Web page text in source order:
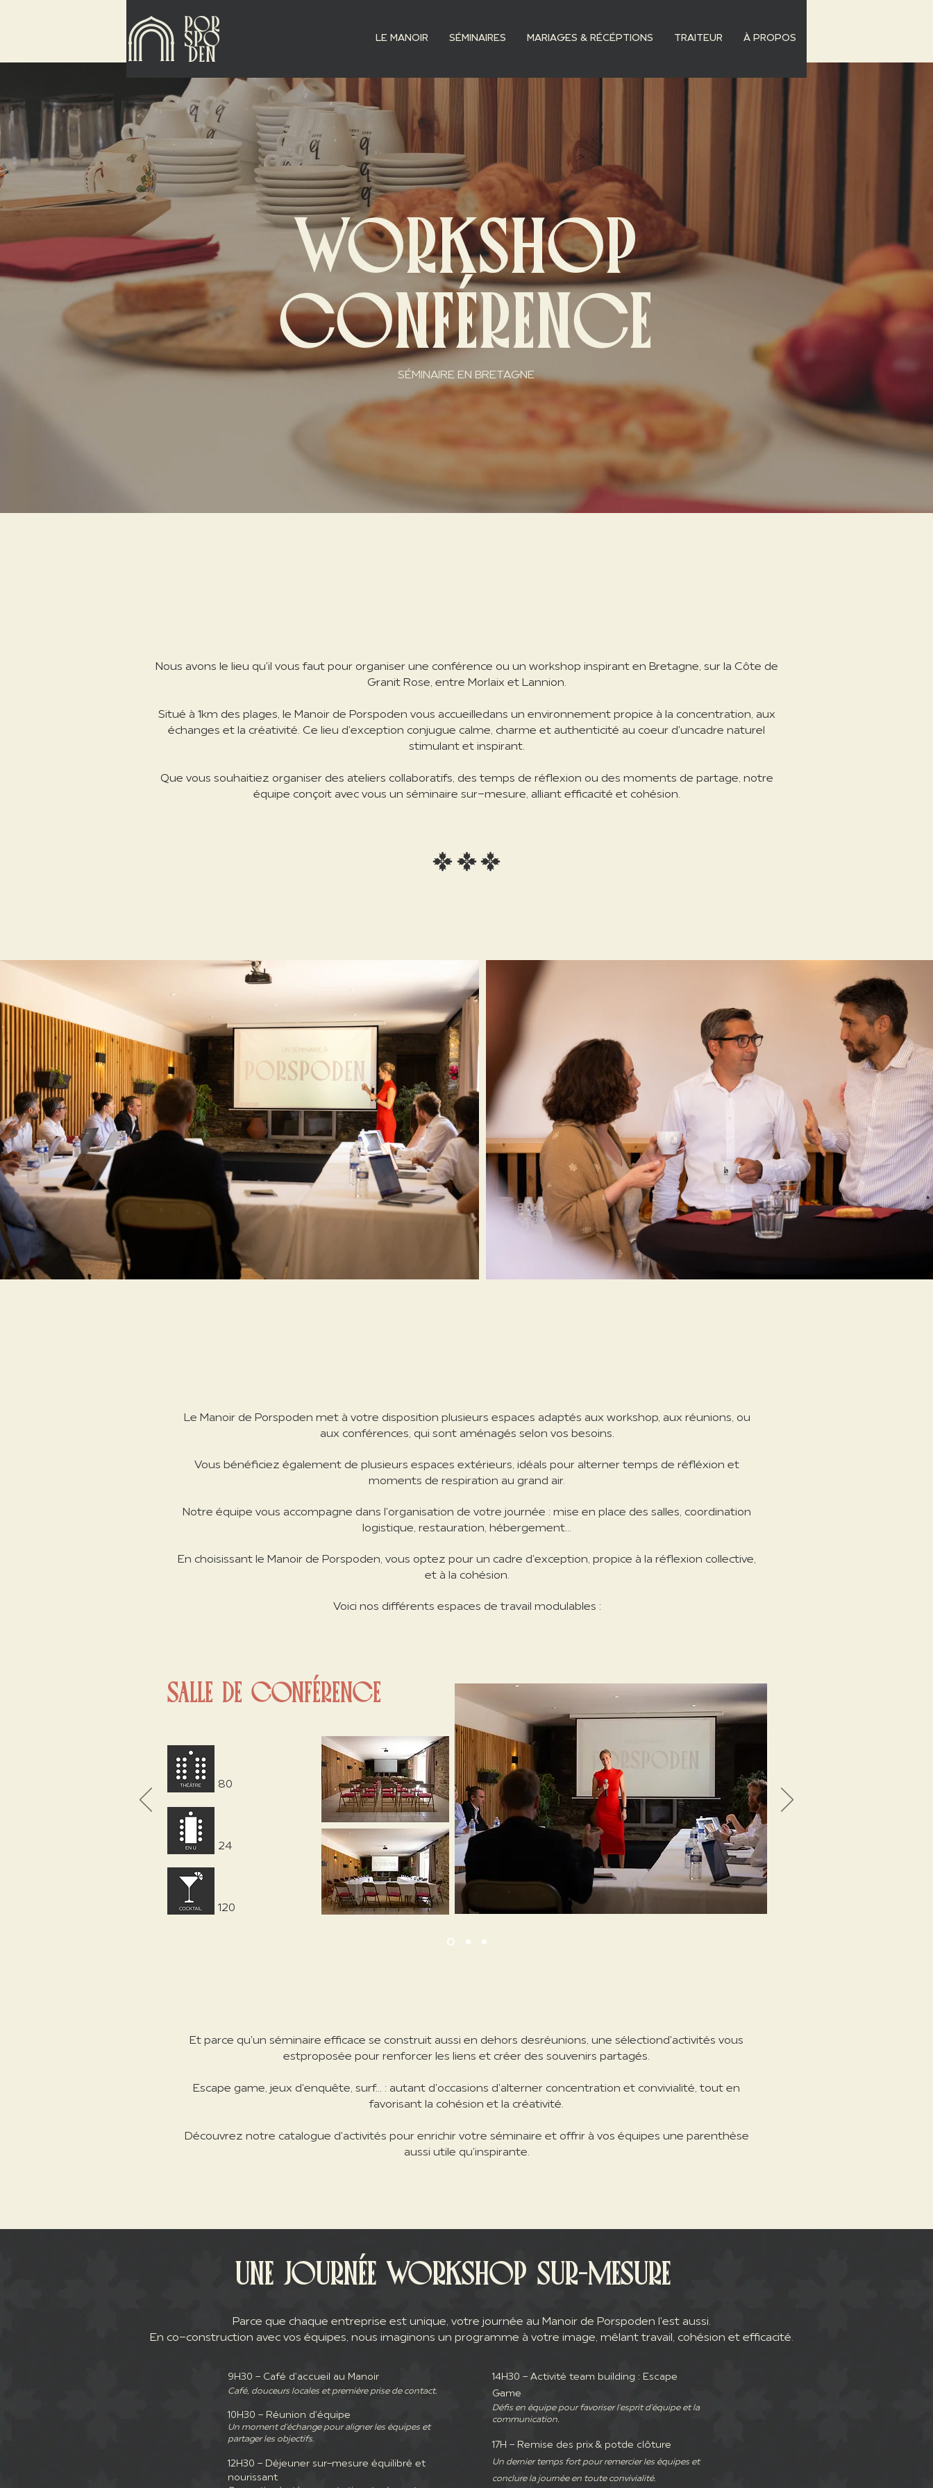
LE MANOIR SÉMINAIRES MARIAGES & RÉCÉPTIONS TRAITEUR À PROPOS
WORKSHOP
CONFÉRENCE
SÉMINAIRE EN BRETAGNE
Nous avons le lieu qu'il vous faut pour organiser une conférence ou un workshop inspirant en Bretagne, sur la Côte de
Granit Rose, entre Morlaix et Lannion.
Situé à 1km des plages, le Manoir de Porspoden vous accueilledans un environnement propice à la concentration, aux
échanges et la créativité. Ce lieu d'exception conjugue calme, charme et authenticité au coeur d'uncadre naturel
stimulant et inspirant.
Que vous souhaitiez organiser des ateliers collaboratifs, des temps de réflexion ou des moments de partage, notre
équipe conçoit avec vous un séminaire sur-mesure, alliant efficacité et cohésion.
Le Manoir de Porspoden met à votre disposition plusieurs espaces adaptés aux workshop, aux réunions, ou
aux conférences, qui sont aménagés selon vos besoins.
Vous bénéficiez également de plusieurs espaces extérieurs, idéals pour alterner temps de réfléxion et
moments de respiration au grand air.
Notre équipe vous accompagne dans l'organisation de votre journée : mise en place des salles, coordination
logistique, restauration, hébergement...
En choisissant le Manoir de Porspoden, vous optez pour un cadre d'exception, propice à la réflexion collective,
et à la cohésion.
Voici nos différents espaces de travail modulables :
SALLE DE CONFÉRENCE
120
80
24
Et parce qu'un séminaire efficace se construit aussi en dehors desréunions, une sélectiond'activités vous
estproposée pour renforcer les liens et créer des souvenirs partagés.
Escape game, jeux d'enquête, surf... : autant d'occasions d'alterner concentration et convivialité, tout en
favorisant la cohésion et la créativité.
Découvrez notre catalogue d'activités pour enrichir votre séminaire et offrir à vos équipes une parenthèse
aussi utile qu'inspirante.
UNE JOURNÉE WORKSHOP SUR-MESURE
Parce que chaque entreprise est unique, votre journée au Manoir de Porspoden l'est aussi.
En co-construction avec vos équipes, nous imaginons un programme à votre image, mêlant travail, cohésion et efficacité.
9H30 - Café d'accueil au Manoir
Café, douceurs locales et première prise de contact.
10H30 - Réunion d'équipe
Un moment d'échange pour aligner les équipes et
partager les objectifs.
12H30 - Déjeuner sur-mesure équilibré et
nourissant
14H30 - Activité team building : Escape
Game
Défis en équipe pour favoriser l'esprit d'équipe et la
communication.
17H - Remise des prix & potde clôture
Un dernier temps fort pour remercier les équipes et
conclure la journée en toute convivialité.